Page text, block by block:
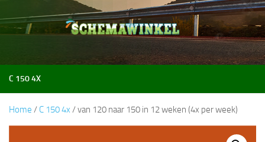
Doorgaan naar inhoud
C 150 4X
Home / C 150 4x / van 120 naar 150 in 12 weken (4x per week)